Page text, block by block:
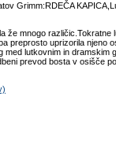
Grimm:RDEČA
že mnogo različic.Tokratne
preprosto uprizorila njeno
med lutkovnim in dramskim
prevod bosta v osišče